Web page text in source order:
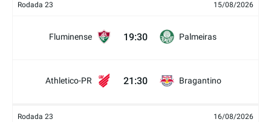
Rodada 23 15/08/2026
Fluminense 19:30 Palmeiras
Athletico-PR 21:30 Bragantino
Rodada 23 16/08/2026